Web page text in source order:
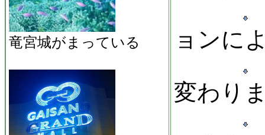
竜宮城がまっている
ョンに
変わり